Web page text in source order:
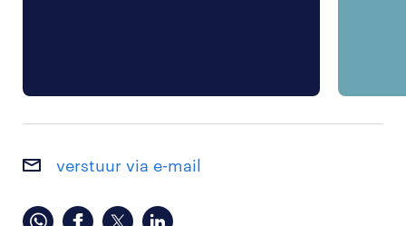
verstuur via e-mail